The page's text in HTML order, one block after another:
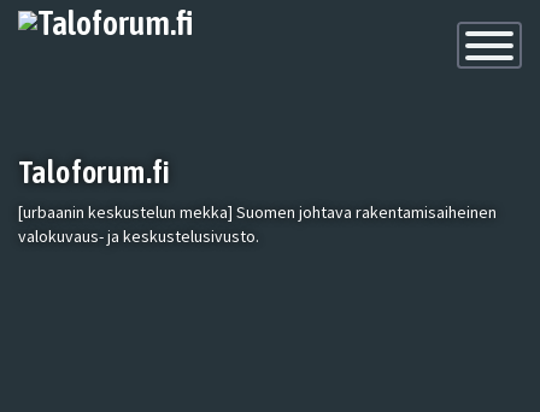
Toggle
Taloforum.fi
[urbaanin keskustelun mekka] Suomen johtava rakentamisaiheinen
valokuvaus- ja keskustelusivusto.